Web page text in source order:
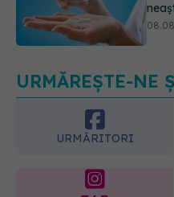
care
URMĂREȘTE-NE
URMĂRITORI